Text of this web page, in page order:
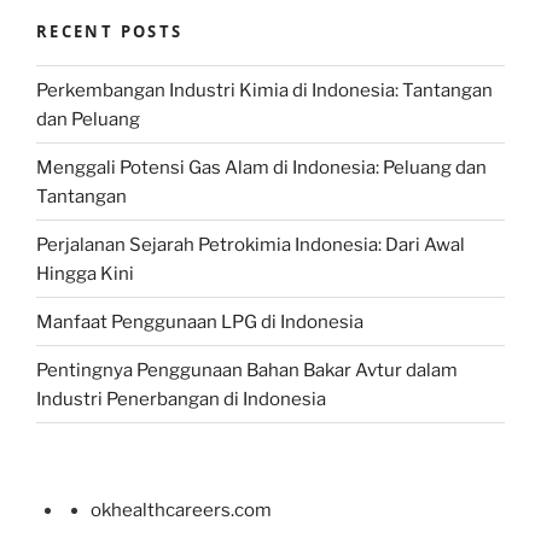
RECENT POSTS
Perkembangan Industri Kimia di Indonesia: Tantangan
dan Peluang
Menggali Potensi Gas Alam di Indonesia: Peluang dan
Tantangan
Perjalanan Sejarah Petrokimia Indonesia: Dari Awal
Hingga Kini
Manfaat Penggunaan LPG di Indonesia
Pentingnya Penggunaan Bahan Bakar Avtur dalam
Industri Penerbangan di Indonesia
okhealthcareers.com